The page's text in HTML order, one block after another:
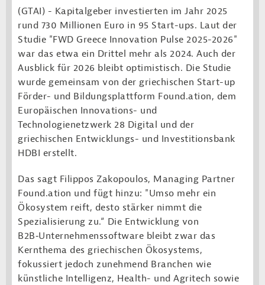
(GTAI) - Kapitalgeber investierten im Jahr 2025
rund 730 Millionen Euro in 95 Start-ups. Laut der
Studie "FWD Greece Innovation Pulse 2025-2026"
war das etwa ein Drittel mehr als 2024. Auch der
Ausblick für 2026 bleibt optimistisch. Die Studie
wurde gemeinsam von der griechischen Start-up
Förder- und Bildungsplattform Found.ation, dem
Europäischen Innovations- und
Technologienetzwerk 28 Digital und der
griechischen Entwicklungs- und Investitionsbank
HDBI erstellt.
Das sagt Filippos Zakopoulos, Managing Partner
Found.ation und fügt hinzu: "Umso mehr ein
Ökosystem reift, desto stärker nimmt die
Spezialisierung zu.“ Die Entwicklung von
B2B‑Unternehmenssoftware bleibt zwar das
Kernthema des griechischen Ökosystems,
fokussiert jedoch zunehmend Branchen wie
künstliche Intelligenz, Health- und Agritech sowie